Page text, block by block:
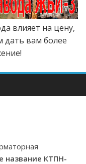
влияет на цену,
дать вам более
название КТПН-